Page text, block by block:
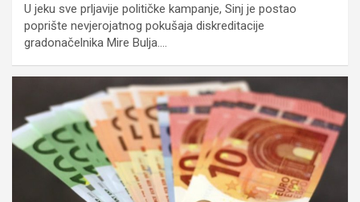
U jeku sve prljavije političke kampanje, Sinj je postao
poprište nevjerojatnog pokušaja diskreditacije
gradonačelnika Mire Bulja.…